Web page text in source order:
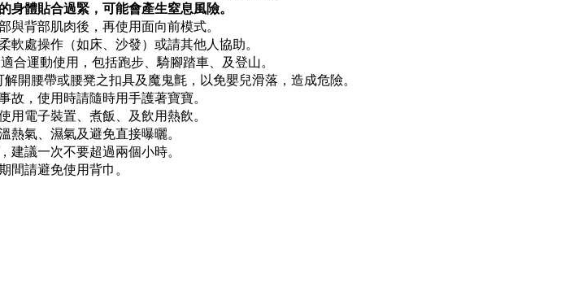
身體貼合過緊，可能會產生窒息風險。
與背部肌肉後，再使用面向前模式。
軟處操作（如床、沙發）或請其他人協助。
合運動使用，包括跑步、騎腳踏車、及登山。
開腰帶或腰凳之扣具及魔鬼氈，以免嬰兒滑落，造成危險。
故，使用時請隨時用手護著寶寶。
用電子裝置、煮飯、及飲用熱飲。
熱氣、濕氣及避免直接曝曬。
建議一次不要超過兩個小時。
間請避免使用背巾。